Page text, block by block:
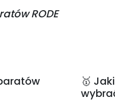
RODE
🥇